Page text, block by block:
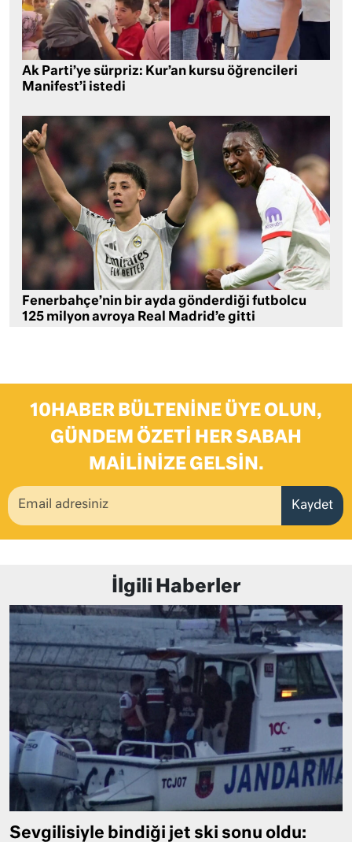
Ak Parti’ye sürpriz: Kur’an kursu öğrencileri
Manifest’i istedi
Fenerbahçe’nin bir ayda gönderdiği futbolcu
125 milyon avroya Real Madrid’e gitti
10HABER BÜLTENINE ÜYE OLUN,
GÜNDEM ÖZETI HER SABAH
MAILINIZE GELSIN.
Kaydet
İlgili Haberler
Sevgilisiyle bindiği jet ski sonu oldu: